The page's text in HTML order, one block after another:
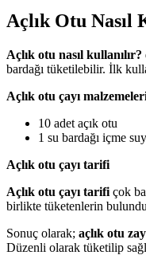
Açlık Otu Nasıl
Açlık otu nasıl kullanılır?
bardağı tüketilebilir. İlk
Açlık otu çayı
10 adet açık otu
1 su bardağı içme
Açlık otu çayı tarifi
Açlık otu çayı tarifi çok
birlikte tüketenlerin
Sonuç olarak; açlık otu
Düzenli olarak tüketilip